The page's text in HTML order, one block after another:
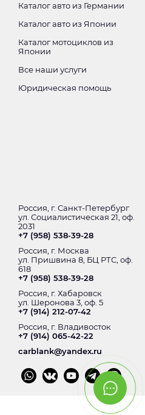
Каталог авто из Германии
Каталог авто из Японии
Каталог мотоциклов из
Японии
Все наши услуги
Юридическая помощь
Россия, г. Санкт-Петербург
ул. Социалистическая 21, оф.
2031
+7 (958) 538-39-28
Россия, г. Москва
ул. Пришвина 8, БЦ РТС, оф.
618
+7 (958) 538-39-28
Россия, г. Хабаровск
ул. Шеронова 3, оф. 5
+7 (914) 212-07-42
Россия, г. Владивосток
+7 (914) 065-42-22
carblank@yandex.ru